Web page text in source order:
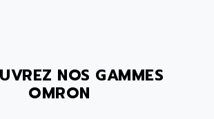
NOS GAMMES
OMRON